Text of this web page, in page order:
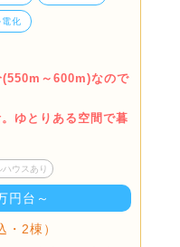
電化
～600m)なので
ゆとりある空間で暮
ハウスあり
円台～
・2棟）